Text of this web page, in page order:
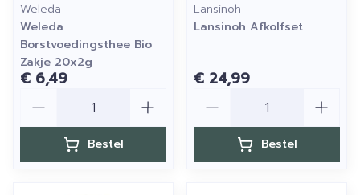
Weleda
Weleda
Borstvoedingsthee Bio
Zakje 20x2g
€ 6,49
Bestel
Lansinoh
Lansinoh Afkolfset
€ 24,99
Bestel